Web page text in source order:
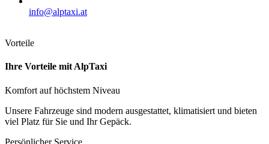
info@alptaxi.at
Vorteile
Ihre Vorteile mit AlpTaxi
Komfort auf höchstem Niveau
Unsere Fahrzeuge sind modern ausgestattet, klimatisiert und bieten
viel Platz für Sie und Ihr Gepäck.
Persönlicher Service